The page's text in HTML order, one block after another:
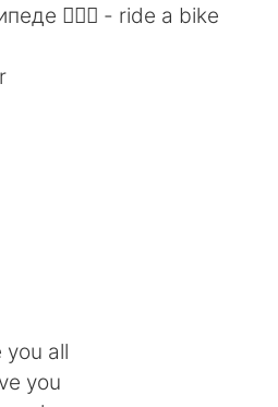
🚴🏼‍♂️ - ride a bike
all
you